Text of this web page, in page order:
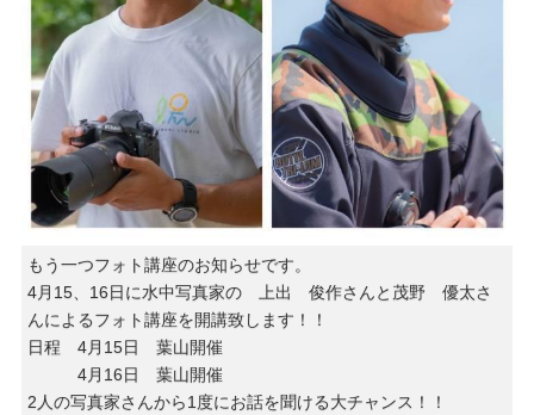
もう一つフォト講座のお知らせです。
4月15、16日に水中写真家の 上出 俊作さんと茂野 優太さ
んによるフォト講座を開講致します！！
日程 4月15日 葉山開催
4月16日 葉山開催
2人の写真家さんから1度にお話を聞ける大チャンス！！